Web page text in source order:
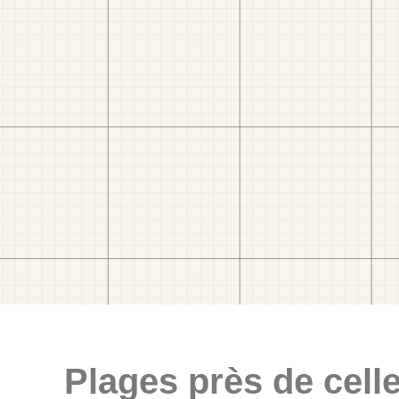
Plages près de